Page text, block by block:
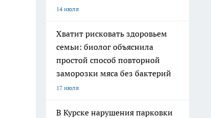
14 июля
Хватит рисковать здоровьем
семьи: биолог объяснила
простой способ повторной
заморозки мяса без бактерий
17 июля
В Курске нарушения парковки